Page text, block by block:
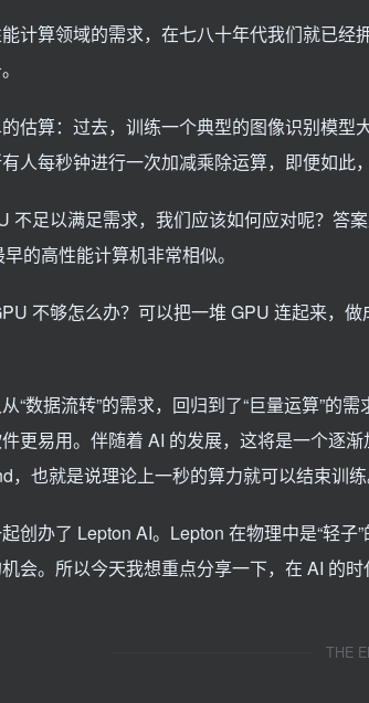
计算领域的需求，在七八十年代我们就已
估算：过去，训练一个典型的图像识别模型
人每秒钟进行一次加减乘除运算，即便如此
不足以满足需求，我们应该如何应对呢？答
的高性能计算机非常相似。
不够怎么办？可以把一堆 GPU 连起来，
“数据流转”的需求，回归到了“巨量运算”的
更易用。伴随着 AI 的发展，这将是一个逐
，也就是说理论上一秒的算力就可以结束训练
创办了 Lepton AI。Lepton 在物理中是“轻
会。所以今天我想重点分享一下，在 AI 的时
THE